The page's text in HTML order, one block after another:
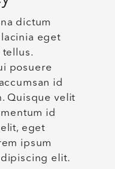
dictum
lacinia eget
tellus.
posuere
id
Quisque velit
id
eget
ipsum
elit.